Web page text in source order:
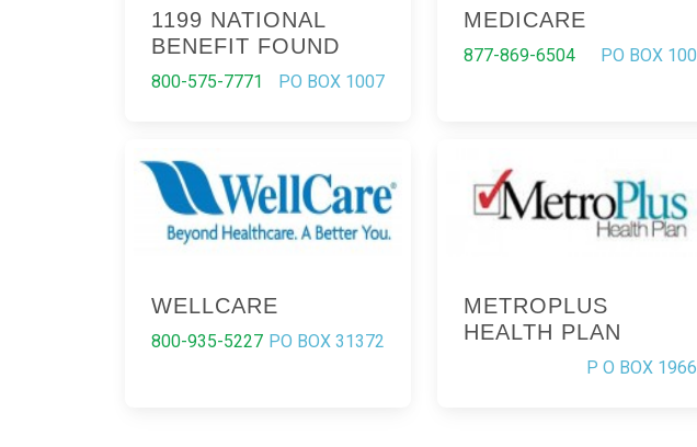
1199 NATIONAL
BENEFIT FOUND
800-575-7771 PO BOX 1007
MEDICARE
877-869-6504 PO BOX 100
WELLCARE
800-935-5227 PO BOX 31372
METROPLUS
HEALTH PLAN
P O BOX 1966